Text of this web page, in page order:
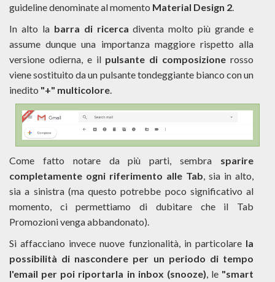
guideline denominate al momento Material Design 2
In alto la barra di ricerca diventa molto più grande e
assume dunque una importanza maggiore rispetto alla
versione odierna, e il pulsante di composizione rosso
viene sostituito da un pulsante tondeggiante bianco con un
inedito "+" multicolore
Come fatto notare da più parti, sembra sparire
completamente ogni riferimento alle Tab, sia in alto,
sia a sinistra (ma questo potrebbe poco significativo al
momento, ci permettiamo di dubitare che il Tab
Promozioni venga abbandonato).
Si affacciano invece nuove funzionalità, in particolare la
possibilità di nascondere per un periodo di tempo
l'email per poi riportarla in inbox (snooze), le "smart